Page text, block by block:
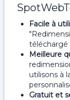
Facile à
téléchargé
Meilleure
utilisons à
Gratuit et